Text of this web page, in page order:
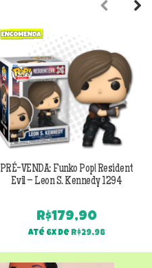
PRÉ-VENDA: Funko Pop! Resident
Evil – Leon S. Kennedy 1294
R$179,90
Até 6x de R$29,98